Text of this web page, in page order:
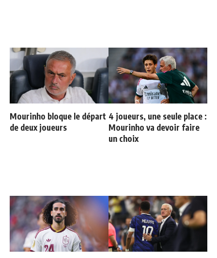
Mourinho bloque le départ
de deux joueurs
4 joueurs, une seule place :
Mourinho va devoir faire
un choix